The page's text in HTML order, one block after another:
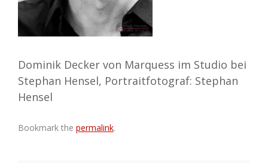
Dominik Decker von Marquess im Studio bei
Stephan Hensel, Portraitfotograf: Stephan
Hensel
Bookmark the permalink.